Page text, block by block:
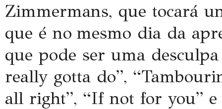
Zimmermans, que tocará
que é no mesmo dia da
que pode ser uma
really gotta do”,
all right”, “If not for you”